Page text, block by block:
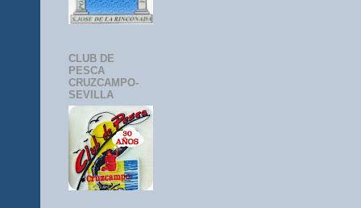
CLUB DE
PESCA
CRUZCAMPO-
SEVILLA